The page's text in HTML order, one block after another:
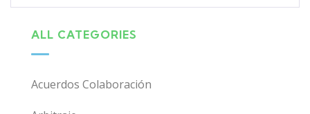
ALL CATEGORIES
Acuerdos Colaboración